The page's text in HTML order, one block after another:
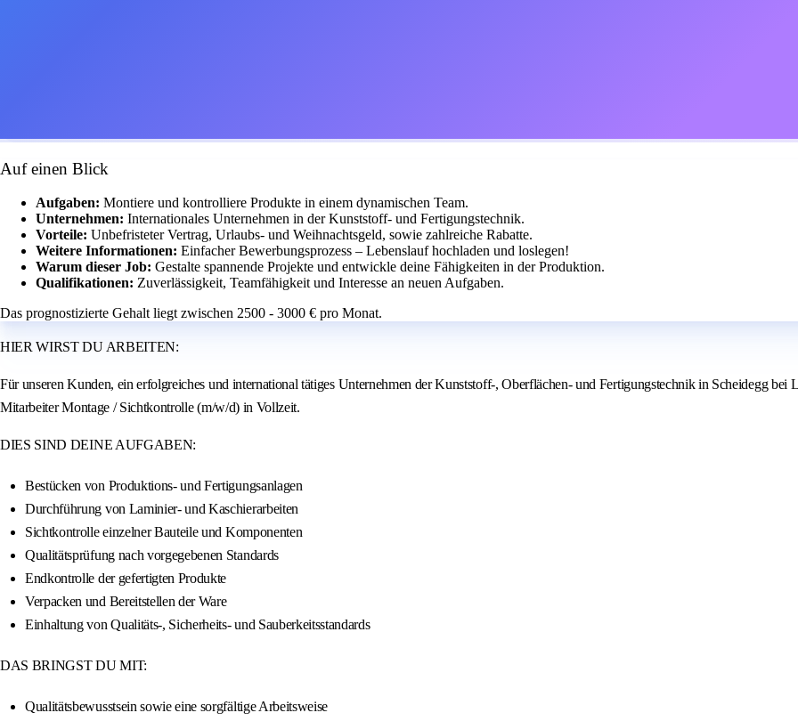
Auf einen Blick
Aufgaben: Montiere und kontrolliere Produkte in einem dynamischen Team.
Unternehmen: Internationales Unternehmen in der Kunststoff- und Fertigungstechnik.
Vorteile: Unbefristeter Vertrag, Urlaubs- und Weihnachtsgeld, sowie zahlreiche Rabatte.
Weitere Informationen: Einfacher Bewerbungsprozess – Lebenslauf hochladen und loslegen!
Warum dieser Job: Gestalte spannende Projekte und entwickle deine Fähigkeiten in der Produktion.
Qualifikationen: Zuverlässigkeit, Teamfähigkeit und Interesse an neuen Aufgaben.
Das prognostizierte Gehalt liegt zwischen 2500 - 3000 € pro Monat.
HIER WIRST DU ARBEITEN:
Für unseren Kunden, ein erfolgreiches und international tätiges Unternehmen der Kunststoff-, Oberflächen- und Fertigungstechnik in Scheidegg
Mitarbeiter Montage / Sichtkontrolle (m/w/d) in Vollzeit.
DIES SIND DEINE AUFGABEN:
Bestücken von Produktions- und Fertigungsanlagen
Durchführung von Laminier- und Kaschierarbeiten
Sichtkontrolle einzelner Bauteile und Komponenten
Qualitätsprüfung nach vorgegebenen Standards
Endkontrolle der gefertigten Produkte
Verpacken und Bereitstellen der Ware
Einhaltung von Qualitäts-, Sicherheits- und Sauberkeitsstandards
DAS BRINGST DU MIT:
Qualitätsbewusstsein sowie eine sorgfältige Arbeitsweise